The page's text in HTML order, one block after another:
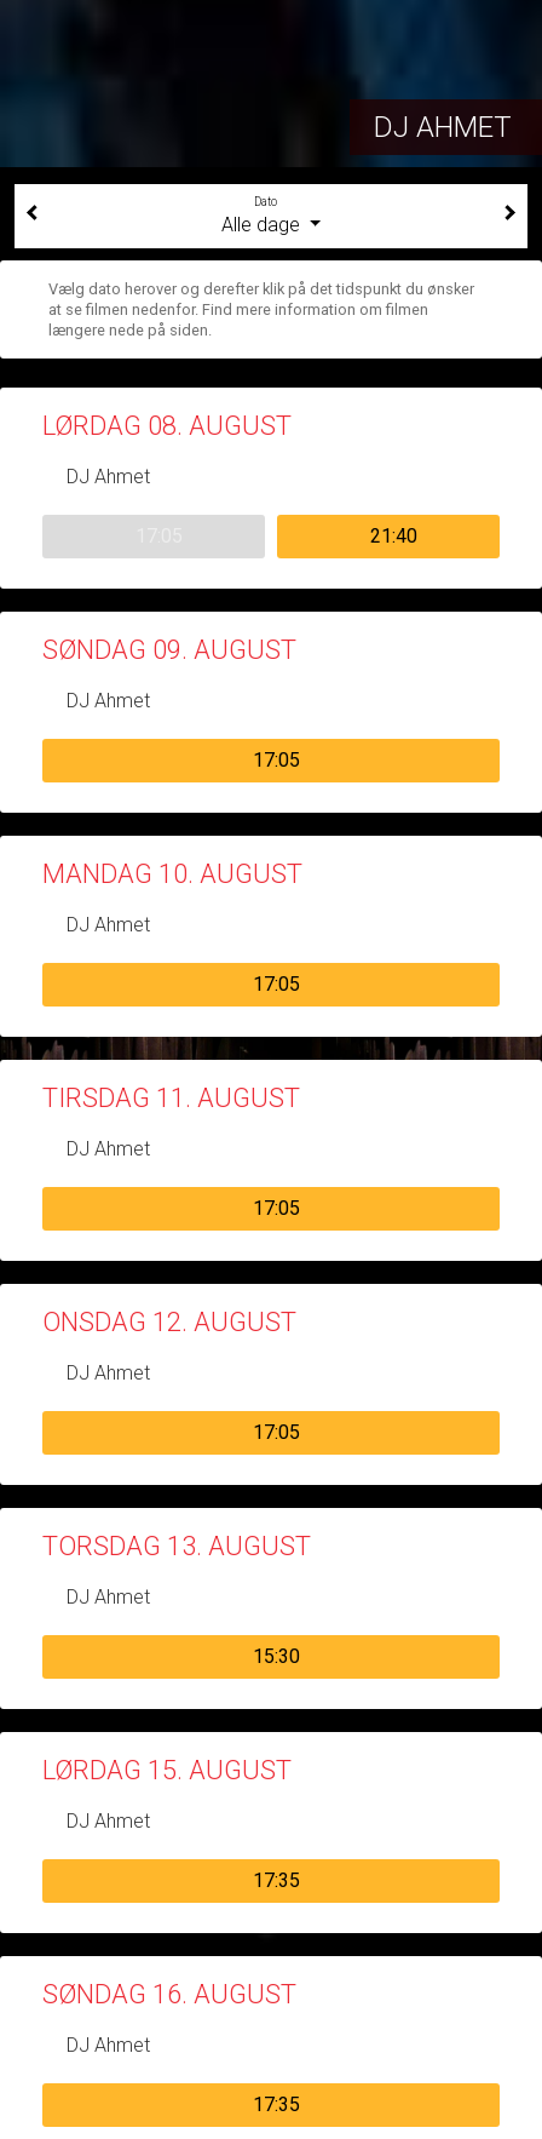
DJ AHMET
Dato
Alle dage
Vælg dato herover og derefter klik på det tidspunkt du ønsker
at se filmen nedenfor. Find mere information om filmen
længere nede på siden.
LØRDAG 08. AUGUST
DJ Ahmet
21:40
SØNDAG 09. AUGUST
DJ Ahmet
17:05
MANDAG 10. AUGUST
DJ Ahmet
17:05
TIRSDAG 11. AUGUST
DJ Ahmet
17:05
ONSDAG 12. AUGUST
DJ Ahmet
17:05
TORSDAG 13. AUGUST
DJ Ahmet
15:30
LØRDAG 15. AUGUST
DJ Ahmet
17:35
SØNDAG 16. AUGUST
DJ Ahmet
17:35